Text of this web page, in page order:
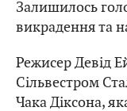
Залишилось
викрадення та
Режисер Девід
Сільвестром
Чака Діксона,